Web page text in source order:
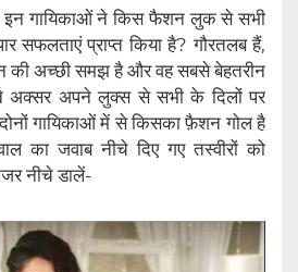
इन गायिकाओं ने किस फैशन लुक से सभी
सफलताएं प्राप्त किया है? गौरतलब हैं,
की अच्छी समझ है और वह सबसे बेहतरीन
अक्सर अपने लुक्स से सभी के दिलों पर
गायिकाओं में से किसका फ़ैशन गोल है
का जवाब नीचे दिए गए तस्वीरों को
नीचे डालें-